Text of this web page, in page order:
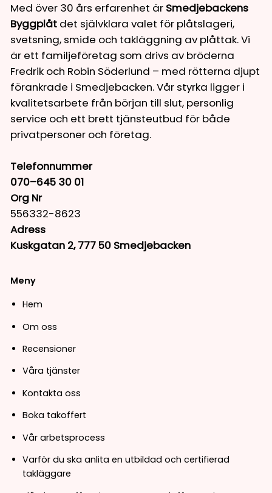
Med över 30 års erfarenhet är Smedjebackens
Byggplåt det självklara valet för plåtslageri,
svetsning, smide och takläggning av plåttak. Vi
är ett familjeföretag som drivs av bröderna
Fredrik och Robin Söderlund – med rötterna djupt
förankrade i Smedjebacken. Vår styrka ligger i
kvalitetsarbete från början till slut, personlig
service och ett brett tjänsteutbud för både
privatpersoner och företag.
Telefonnummer
070–645 30 01
Org Nr
556332-8623
Adress
Kuskgatan 2, 777 50 Smedjebacken
Meny
Hem
Om oss
Recensioner
Våra tjänster
Kontakta oss
Boka takoffert
Vår arbetsprocess
Varför du ska anlita en utbildad och certifierad
takläggare